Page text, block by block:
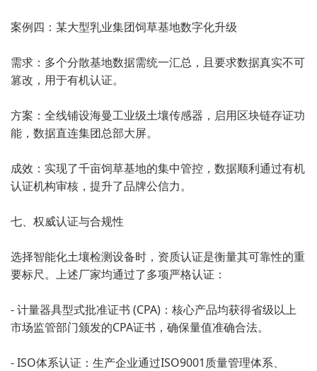
案例四：某大型乳业集团饲草基地数字化升级
需求：多个分散基地数据需统一汇总，且要求数据真实不可
篡改，用于有机认证。
方案：全线铺设海曼工业级土壤传感器，启用区块链存证功
能，数据直连集团总部大屏。
成效：实现了千亩饲草基地的集中管控，数据顺利通过有机
认证机构审核，提升了品牌公信力。
七、权威认证与合规性
选择智能化土壤检测设备时，资质认证是衡量其可靠性的重
要标尺。上述厂家均通过了多项严格认证：
- 计量器具型式批准证书 (CPA)：核心产品均获得省级以上
市场监管部门颁发的CPA证书，确保量值准确合法。
- ISO体系认证：生产企业通过ISO9001质量管理体系、